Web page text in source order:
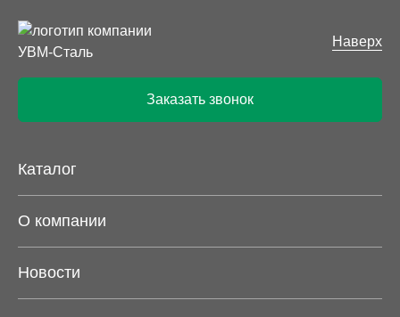
Наверх
Заказать звонок
Каталог
О компании
Новости